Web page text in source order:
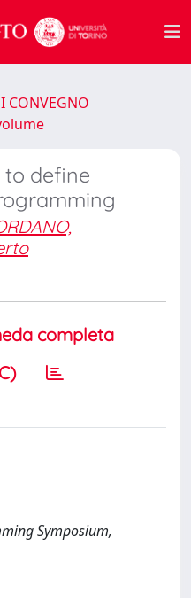
CONVEGNO
to define
completa
Symposium,